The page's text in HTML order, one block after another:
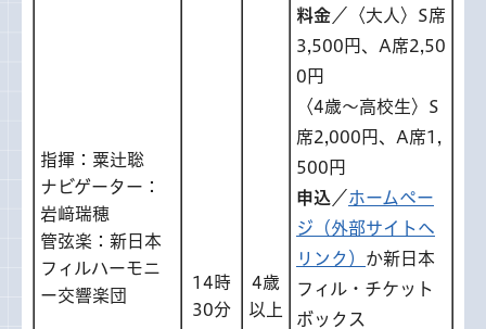
指揮：粟辻聡
ナビゲーター：
岩﨑瑞穂
管弦楽：新日本
フィルハーモニ
ー交響楽団
14時
30分
4歳
以上
料金 ／〈大人〉S席
3,500円、A席2,50
0円
〈4歳～高校生〉S
席2,000円、A席1,
500円
申込 ／ ホームペー
ジ（外部サイトへ
リンク） か新日本
フィル・チケット
ボックス